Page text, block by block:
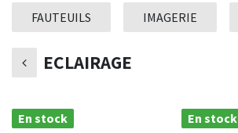
FAUTEUILS IMAGERIE
ECLAIRAGE
En stock En stock